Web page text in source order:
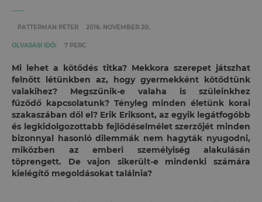
PATTERMAN PÉTER 2016. NOVEMBER 20.
OLVASÁSI IDŐ: 7 PERC
Mi lehet a kötődés titka? Mekkora szerepet játszhat
felnőtt létünkben az, hogy gyermekként kötődtünk
valakihez? Megszűnik-e valaha is szüleinkhez
fűződő kapcsolatunk? Tényleg minden életünk korai
szakaszában dől el? Erik Eriksont, az egyik legátfogóbb
és legkidolgozottabb fejlődéselmélet szerzőjét minden
bizonnyal hasonló dilemmák nem hagyták nyugodni,
miközben az emberi személyiség alakulásán
töprengett. De vajon sikerült-e mindenki számára
kielégítő megoldásokat találnia?